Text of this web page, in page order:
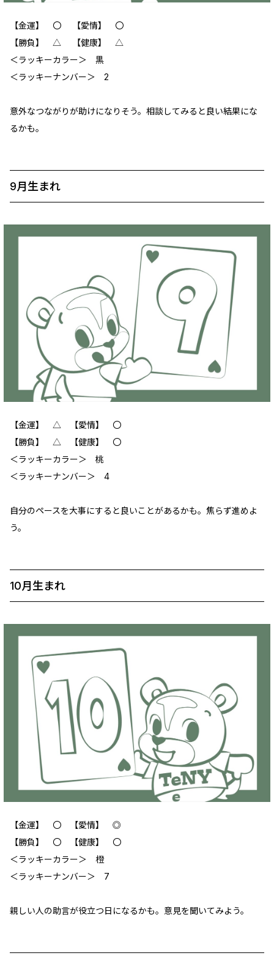
【金運】 〇 【愛情】 ‪〇
【勝負】 △ 【健康】 △
＜ラッキーカラー＞ 黒
＜ラッキーナンバー＞ 2
意外なつながりが助けになりそう。相談してみると良い結果にな
るかも。
9月生まれ
【金運】 △ 【愛情】 〇
【勝負】 △ 【健康】 〇
＜ラッキーカラー＞ 桃
＜ラッキーナンバー＞ 4
自分のペースを大事にすると良いことがあるかも。焦らず進めよ
う。
10月生まれ
【金運】 〇 【愛情】 ◎
【勝負】 〇 【健康】 ‪〇
＜ラッキーカラー＞ 橙
＜ラッキーナンバー＞ 7
親しい人の助言が役立つ日になるかも。意見を聞いてみよう。